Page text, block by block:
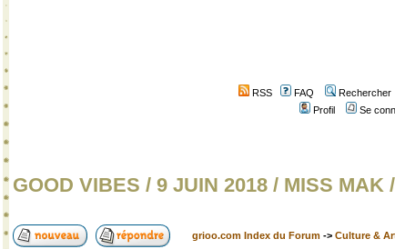
RSS FAQ Rechercher
Profil
Se
GOOD VIBES / 9 JUIN 2018 / MISS MAK
grioo.com Index du Forum -> Culture &